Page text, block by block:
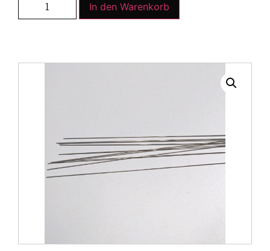
In den Warenkorb